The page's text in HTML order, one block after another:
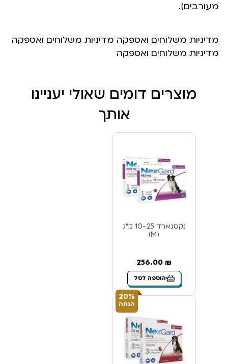
מעורבים).
מדיניות משלוחים ואספקה מדיניות משלוחים ואספקה
מדיניות משלוחים ואספקה
מוצרים דומים שאולי יעניינו
אותך
נקסגארד 10-25 ק”ג
(M)
256.00 ₪
הוספה לסל
20%
הנחה